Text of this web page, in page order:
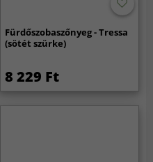
Fürdőszobaszőnyeg - Tressa
(sötét szürke)
8 229 Ft